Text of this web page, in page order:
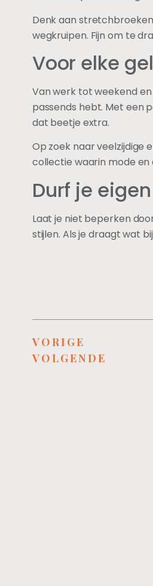
Denk aan
wegkruipen. Fijn om te
Voor elke
Van werk tot weekend
passends hebt. Met een
dat beetje extra.
Op zoek naar veelzijdige
collectie waarin mode
Durf je
Laat je niet beperken
stijlen. Als je draagt wat
VORIGE
VOLGENDE